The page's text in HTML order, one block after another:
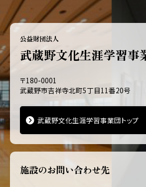
公益財団法人
武蔵野文化生涯学習事
〒180-0001
武蔵野市吉祥寺北町5丁目11番20号
武蔵野文化生涯学習事業団トップ
施設のお問い合わせ先